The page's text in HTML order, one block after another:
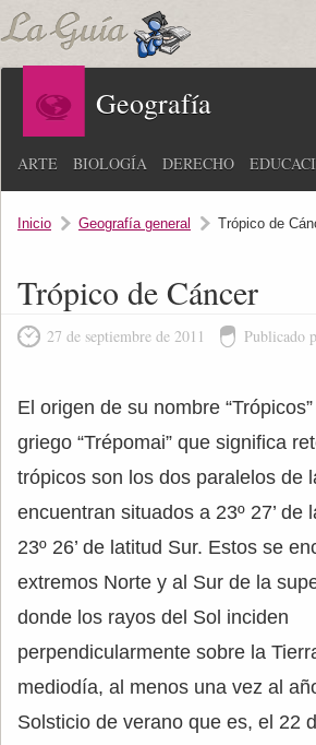
Geografía
ARTE BIOLOGÍA DERECHO
Inicio Geografía general Trópico de
Trópico de Cáncer
27 de septiembre de 2011 Publicado
El origen de su nombre
griego “Trépomai” que significa
trópicos son los dos paralelos de
encuentran situados a 23º 27’ de
23º 26’ de latitud Sur. Estos se
extremos Norte y al Sur de la
donde los rayos del Sol inciden
perpendicularmente sobre la
mediodía, al menos una vez al
Solsticio de verano que es, el 22